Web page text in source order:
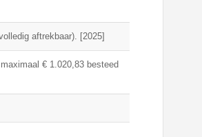
aftrekbaar). [2025]
€ 1.020,83 besteed